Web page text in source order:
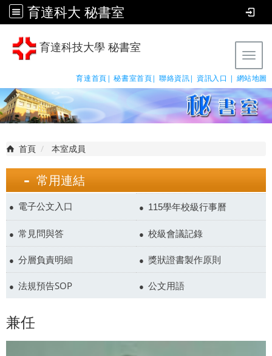
育達科大 秘書室
育達科技大學 秘書室
育達首頁| 秘書室首頁| 聯絡資訊| 資訊入口 | 網站地圖
首頁 本室成員
常用連結
電子公文入口 115學年校級行事曆
常見問與答 校級會議記錄
分層負責明細 獎狀證書製作原則
法規預告SOP 公文用語
兼任